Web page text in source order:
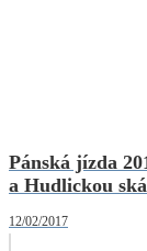
Pánská jízda
a Hudlickou
12/02/2017